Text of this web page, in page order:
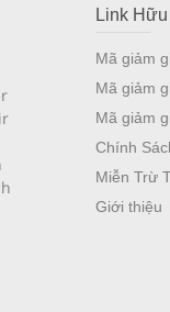
Link Hữu
Mã giảm
Mã giảm
Mã giảm
Chính
Miễn Trừ
Giới thiệu